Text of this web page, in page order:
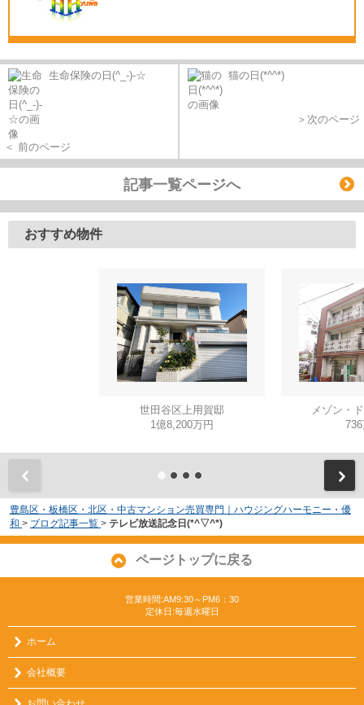
生命保険の日(^_-)-☆
＜ 前のページ
猫の日(*^^*)
＞次のページ
記事一覧ページへ
おすすめ物件
世田谷区上用賀邸
1億8,200万円
メゾン・
豊島区・板橋区・北区・中古マンション売買専門｜ハウジングハーモニー・優
和 > ブログ記事一覧 > テレビ放送記念日(*^▽^*)
ページトップに戻る
営業時間:AM9:30～PM6：30
定休日:毎週水曜日
ホーム
会社概要